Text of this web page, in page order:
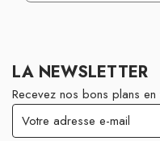
LA NEWSLETTER
Recevez nos bons plans